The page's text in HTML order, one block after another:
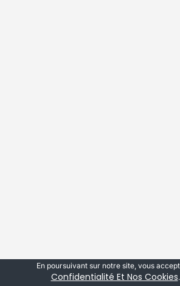
En poursuivant sur notre site, vous
Confidentialité Et Nos Cookies.